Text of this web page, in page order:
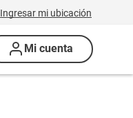
Ingresar mi ubicación
Mi cuenta